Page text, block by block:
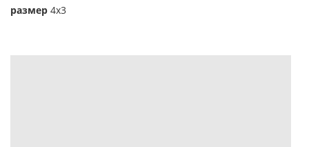
размер 4х3